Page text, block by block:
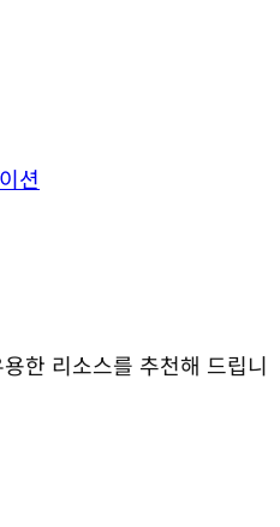
션
한 리소스를 추천해 드립니